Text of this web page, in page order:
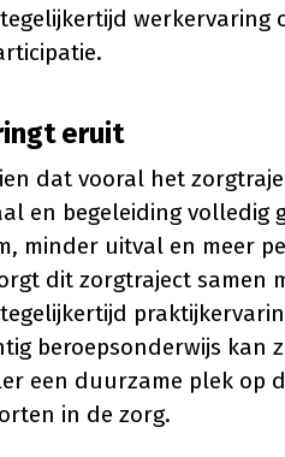
eruit
dat vooral het
en begeleiding
minder uitval en meer
dit zorgtraject samen
beroepsonderwijs kan
een duurzame plek op
in de zorg.